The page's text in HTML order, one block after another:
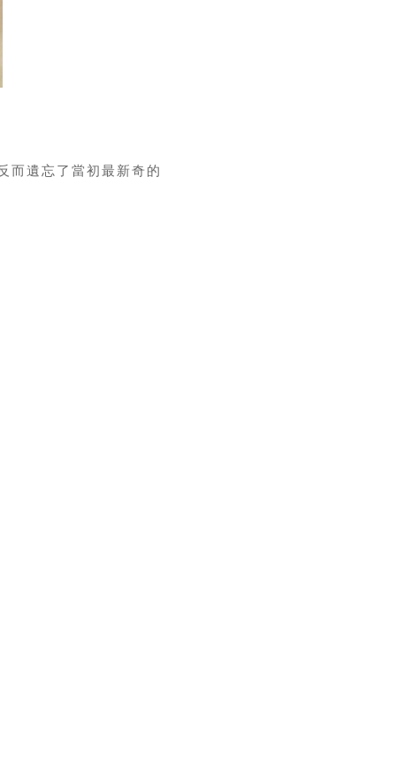
而遺忘了當初最新奇的